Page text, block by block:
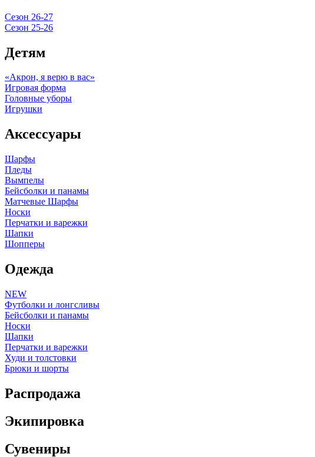
Сезон 26-27
Сезон 25-26
Детям
«Акрон, я верю в вас»
Игровая форма
Головные уборы
Игрушки
Аксессуары
Шарфы
Пледы
Вымпелы
Бейсболки и панамы
Матчевые Шарфы
Носки
Перчатки и варежки
Шапки
Шопперы
Одежда
NEW
Футболки и лонгсливы
Бейсболки и панамы
Носки
Шапки
Перчатки и варежки
Худи и толстовки
Брюки и шорты
Распродажа
Экипировка
Сувениры